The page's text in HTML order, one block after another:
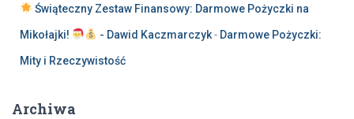
Świąteczny Zestaw Finansowy: Darmowe Pożyczki na
Mikołajki! - Dawid Kaczmarczyk- Darmowe Pożyczki:
Mity i Rzeczywistość
Archiwa